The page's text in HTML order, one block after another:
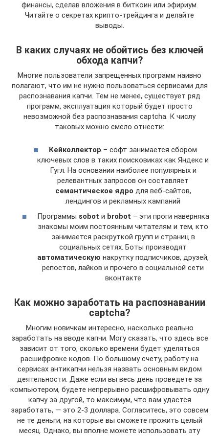
финансы, сделав вложения в биткоин или эфириум.
Читайте о секретах крипто-трейдинга и делайте
выводы.
В каких случаях не обойтись без ключей
обхода капчи?
Многие пользователи запрещенных программ наивно
полагают, что им не нужно пользоваться сервисами для
распознавания капчи. Тем не менее, существует ряд
программ, эксплуатация который будет просто
невозможной без распознавания captcha. К числу
таковых можно смело отнести:
Кейколлектор – софт занимается сбором
ключевых слов в таких поисковиках как Яндекс и
Гугл. На основании наиболее популярных и
релевантных запросов он составляет
семантическое ядро для веб-сайтов,
лендингов и рекламных кампаний
Программы sobot и brobot – эти проги наверняка
знакомы моим постоянным читателям и тем, кто
занимается раскруткой групп и страниц в
социальных сетях. Боты производят
автоматическую накрутку подписчиков, друзей,
репостов, лайков и прочего в социальной сети
вконтакте
Как можно заработать на распознавании
captcha?
Многим новичкам интересно, насколько реально
заработать на вводе капчи. Могу сказать, что здесь все
зависит от того, сколько времени будет уделяться
расшифровке кодов. По большому счету, работу на
сервисах антикапчи нельзя назвать основным видом
деятельности. Даже если вы весь день проведете за
компьютером, будете непрерывно расшифровывать одну
капчу за другой, то максимум, что вам удастся
заработать, — это 2-3 доллара. Согласитесь, это совсем
не те деньги, на которые вы сможете прожить целый
месяц. Однако, вы вполне можете использовать эту